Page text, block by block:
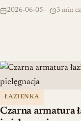
2026-06-05 3 min
ŁAZIENKA
Czarna armatura
Czarna armatura